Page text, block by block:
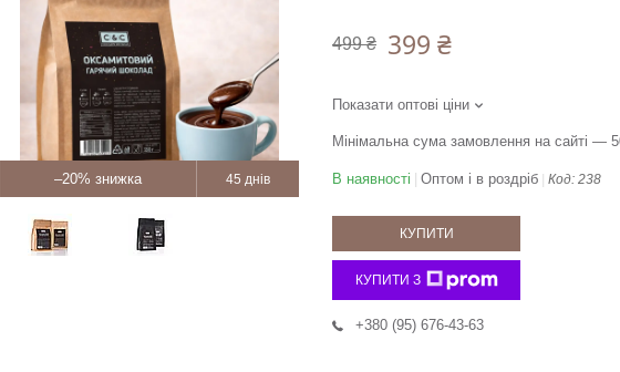
–20% 45 днів
499 ₴ 399 ₴
Показати оптові ціни
Мінімальна сума замовлення на сайті —
В наявності Оптом і в роздріб Код: 238
КУПИТИ
КУПИТИ З
+380 (95) 676-43-63